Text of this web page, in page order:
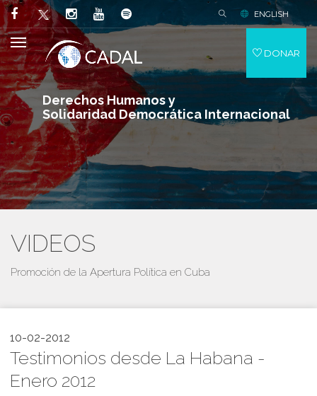
Derechos Humanos y
Solidaridad Democrática Internacional
ENGLISH
DONAR
VIDEOS
Promoción de la Apertura Política en Cuba
10-02-2012
Testimonios desde La Habana -
Enero 2012